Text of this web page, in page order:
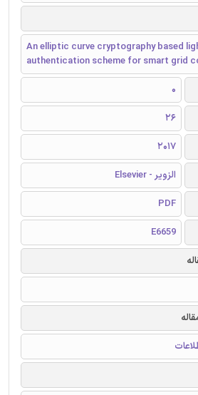
An elliptic curve cryptography based
authentication scheme for smart grid
0
26
2017
الزویر - Elsevier
PDF
E6659